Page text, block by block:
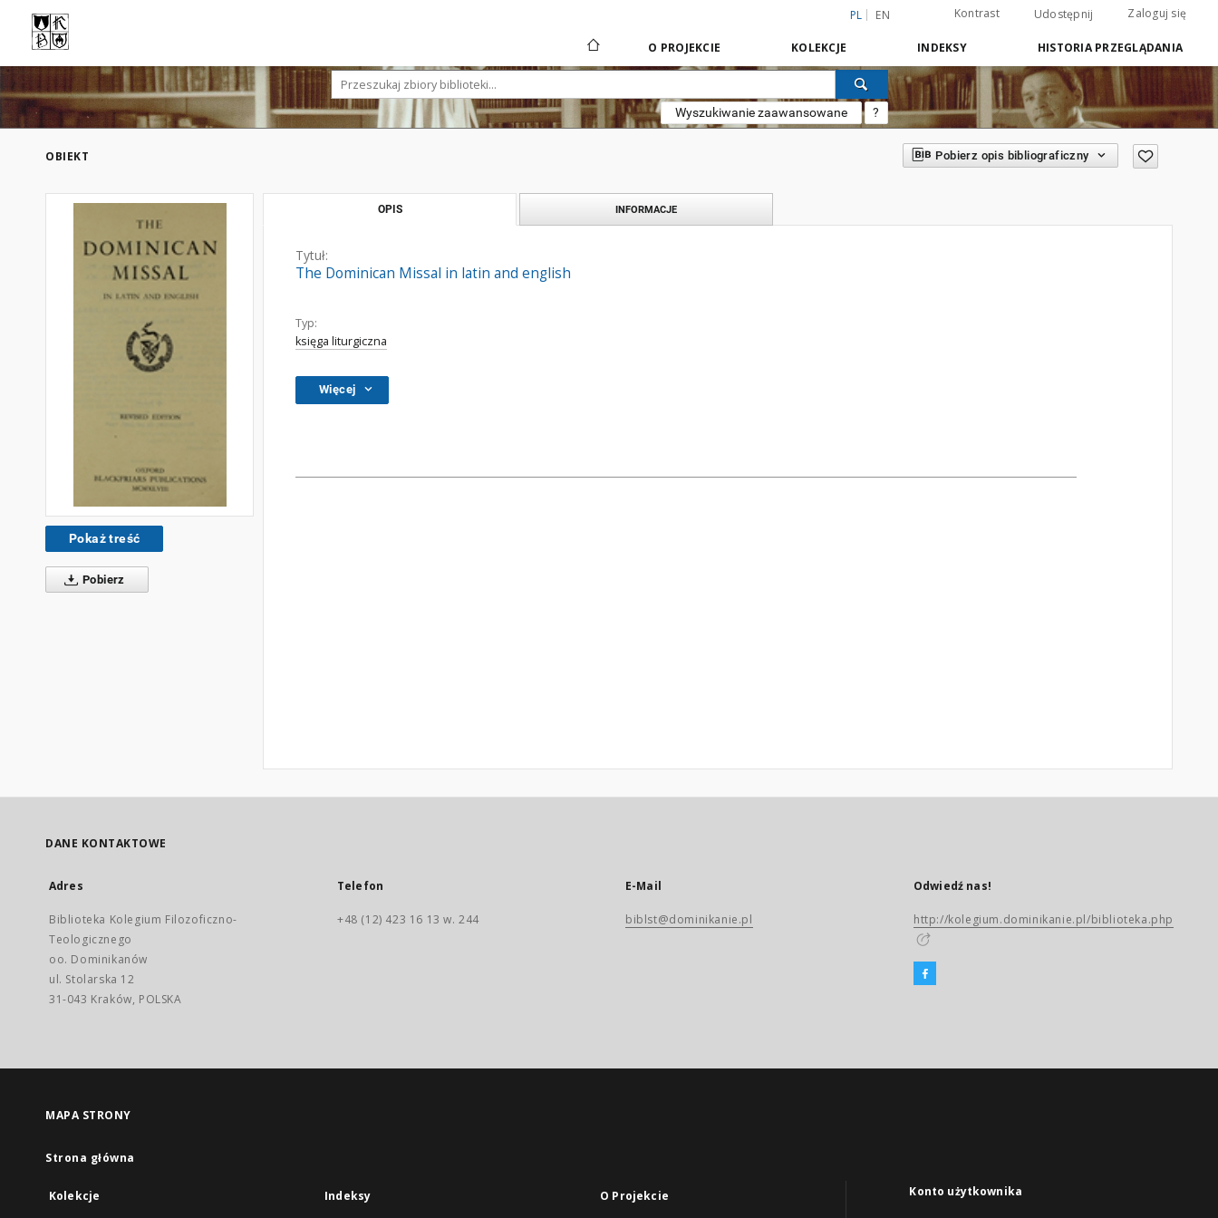
PL EN Kontrast Udostępnij Zaloguj się
O PROJEKCIE KOLEKCJE INDEKSY HISTORIA PRZEGLĄDANIA
Wyszukiwanie zaawansowane ?
OBIEKT Pobierz opis bibliograficzny
Pokaż treść
Pobierz
OPIS INFORMACJE
Tytuł:
The Dominican Missal in latin and english
Typ:
księga liturgiczna
Więcej
DANE KONTAKTOWE
Adres
Biblioteka Kolegium Filozoficzno-
Teologicznego
oo. Dominikanów
ul. Stolarska 12
31-043 Kraków, POLSKA
Telefon
+48 (12) 423 16 13 w. 244
E-Mail
biblst@dominikanie.pl
Odwiedź nas!
http://kolegium.dominikanie.pl/biblioteka.php
MAPA STRONY
Strona główna
Kolekcje Indeksy O Projekcie Konto użytkownika